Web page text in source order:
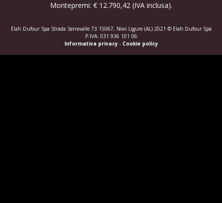
Montepremi: € 12.790,42 (IVA inclusa).
Elah Dufour Spa Strada Serravalle 73 15067, Novi Ligure (AL) 2021 © Elah Dufour Spa
P.IVA: 031 936 101 06
Informativa privacy- Cookie policy